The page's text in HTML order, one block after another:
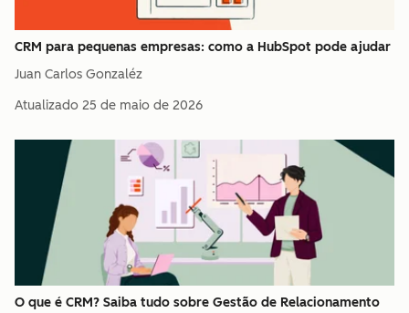
CRM para pequenas empresas: como a HubSpot pode ajudar
Juan Carlos Gonzaléz
Atualizado 25 de maio de 2026
O que é CRM? Saiba tudo sobre Gestão de Relacionamento